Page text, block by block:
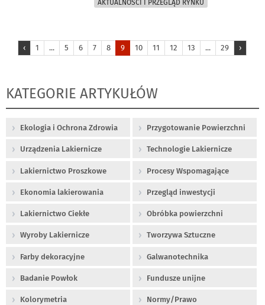
AKTUALNOŚCI I PRZEGLĄD RYNKU
‹ 1 ... 5 6 7 8 9 10 11 12 13 ... 29 ›
KATEGORIE ARTYKUŁÓW
Ekologia i Ochrona Zdrowia Przygotowanie Powierzchni
Urządzenia Lakiernicze Technologie Lakiernicze
Lakiernictwo Proszkowe Procesy Wspomagające
Ekonomia lakierowania Przegląd inwestycji
Lakiernictwo Ciekłe Obróbka powierzchni
Wyroby Lakiernicze Tworzywa Sztuczne
Farby dekoracyjne Galwanotechnika
Badanie Powłok Fundusze unijne
Kolorymetria Normy/Prawo